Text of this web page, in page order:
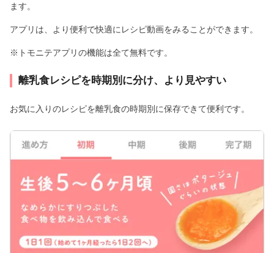
ます。
アプリは、より便利で快適にレシピ動画をみることができます。
※トモニテアプリの機能は全て無料です。
離乳食レシピを時期別に分け、より見やすい
お気に入りのレシピを離乳食の時期別に保存できて便利です。